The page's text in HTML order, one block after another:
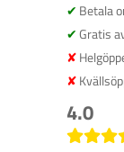
Betala
Gratis
4.0